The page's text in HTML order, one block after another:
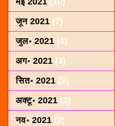
जून 2021 (7)
जुल॰ 2021 (4)
अग॰ 2021 (3)
सित॰ 2021 (3)
अक्टू॰ 2021 (2)
नव॰ 2021 (2)